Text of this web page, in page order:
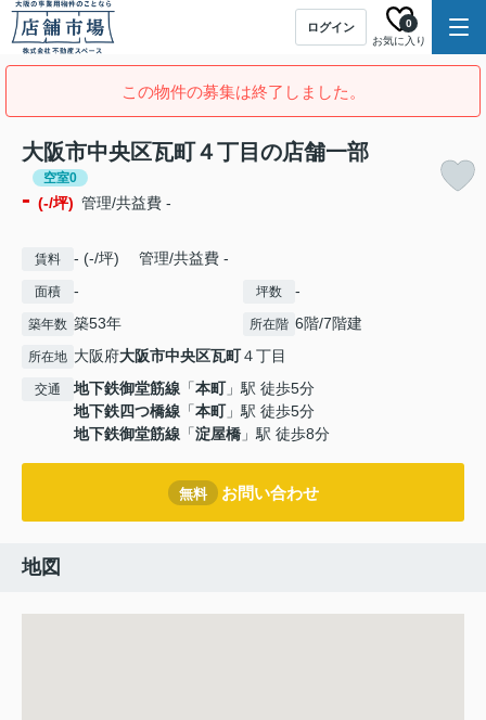
ログイン
お気に入り
0
この物件の募集は終了しました。
大阪市中央区瓦町４丁目の店舗一部
空室0
- (-/坪) 管理/共益費 -
賃料 - (-/坪) 管理/共益費 -
面積 - 坪数 -
築年数 築53年 所在階 6階/7階建
所在地 大阪府大阪市中央区瓦町４丁目
交通 地下鉄御堂筋線 「本町」駅 徒歩5分
地下鉄四つ橋線 「本町」駅 徒歩5分
地下鉄御堂筋線 「淀屋橋 」駅 徒歩8分
無料 お問い合わせ
地図